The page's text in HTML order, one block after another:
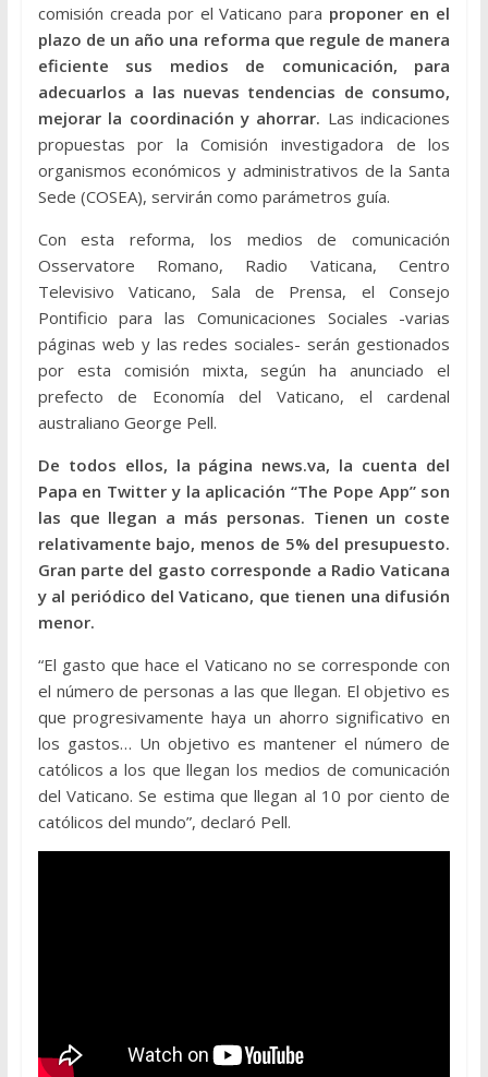
comisión creada por el Vaticano para proponer en el
plazo de un año una reforma que regule de manera
eficiente sus medios de comunicación, para
adecuarlos a las nuevas tendencias de consumo,
mejorar la coordinación y ahorrar. Las indicaciones
propuestas por la Comisión investigadora de los
organismos económicos y administrativos de la Santa
Sede (COSEA), servirán como parámetros guía.
Con esta reforma, los medios de comunicación
Osservatore Romano, Radio Vaticana, Centro
Televisivo Vaticano, Sala de Prensa, el Consejo
Pontificio para las Comunicaciones Sociales -varias
páginas web y las redes sociales- serán gestionados
por esta comisión mixta, según ha anunciado el
prefecto de Economía del Vaticano, el cardenal
australiano George Pell.
De todos ellos, la página news.va, la cuenta del
Papa en Twitter y la aplicación “The Pope App” son
las que llegan a más personas. Tienen un coste
relativamente bajo, menos de 5% del presupuesto.
Gran parte del gasto corresponde a Radio Vaticana
y al periódico del Vaticano, que tienen una difusión
menor.
“El gasto que hace el Vaticano no se corresponde con
el número de personas a las que llegan. El objetivo es
que progresivamente haya un ahorro significativo en
los gastos… Un objetivo es mantener el número de
católicos a los que llegan los medios de comunicación
del Vaticano. Se estima que llegan al 10 por ciento de
católicos del mundo”, declaró Pell.